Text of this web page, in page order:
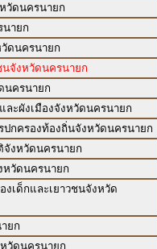
วัดนครนายก
นายก
ดนครนายก
จังหวัดนครนายก
นครนายก
ละผังเมืองจังหวัดนครนายก
ปกครองท้องถิ่นจังหวัดนครนายก
จังหวัดนครนายก
หวัดนครนายก
เด็กและเยาวชนจังหวัด
ยก
วัดนครนายก